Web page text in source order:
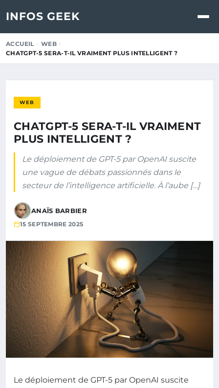
INFOS GEEK
ACCUEIL
WEB
CHATGPT-5 SERA-T-IL VRAIMENT PLUS INTELLIGENT ?
WEB
CHATGPT-5 SERA-T-IL VRAIMENT
PLUS INTELLIGENT ?
Le déploiement de GPT-5 par OpenAI suscite
une vague de débats passionnés dans le
secteur de l’intelligence artificielle. À l’aube […]
ANAÏS BARBIER
15 SEPTEMBRE 2025
Le déploiement de GPT-5 par OpenAI suscite